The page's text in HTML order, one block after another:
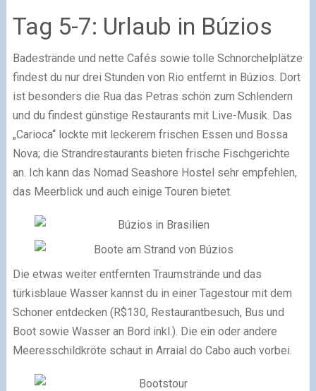
Tag 5-7: Urlaub in Búzios
Badestrände und nette Cafés sowie tolle Schnorchelplätze
findest du nur drei Stunden von Rio entfernt in Búzios. Dort
ist besonders die Rua das Petras schön zum Schlendern
und du findest günstige Restaurants mit Live-Musik. Das
„Carioca“ lockte mit leckerem frischen Essen und Bossa
Nova; die Strandrestaurants bieten frische Fischgerichte
an. Ich kann das Nomad Seashore Hostel sehr empfehlen,
das Meerblick und auch einige Touren bietet.
Die etwas weiter entfernten Traumstrände und das
türkisblaue Wasser kannst du in einer Tagestour mit dem
Schoner entdecken (R$130, Restaurantbesuch, Bus und
Boot sowie Wasser an Bord inkl.). Die ein oder andere
Meeresschildkröte schaut in Arraial do Cabo auch vorbei.